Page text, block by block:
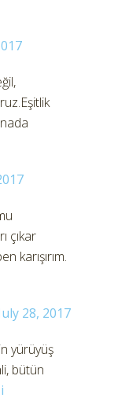
çıkar
karışırım.
28, 2017
yürüyüş
bütün